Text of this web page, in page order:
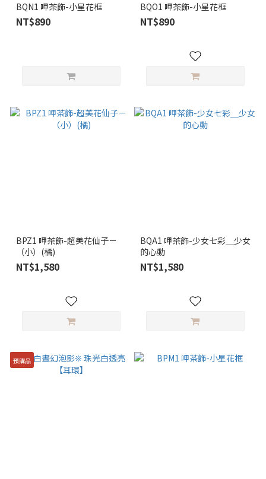
BQN1 呷茶飾-小星花框
NT$890
BQO1 呷茶飾-小星花框
NT$890
BPZ1 呷茶飾-超美花仙子－
（小）(橘)
NT$1,580
BQA1 呷茶飾-少女七彩＿少女
的心動
NT$1,580
預購品